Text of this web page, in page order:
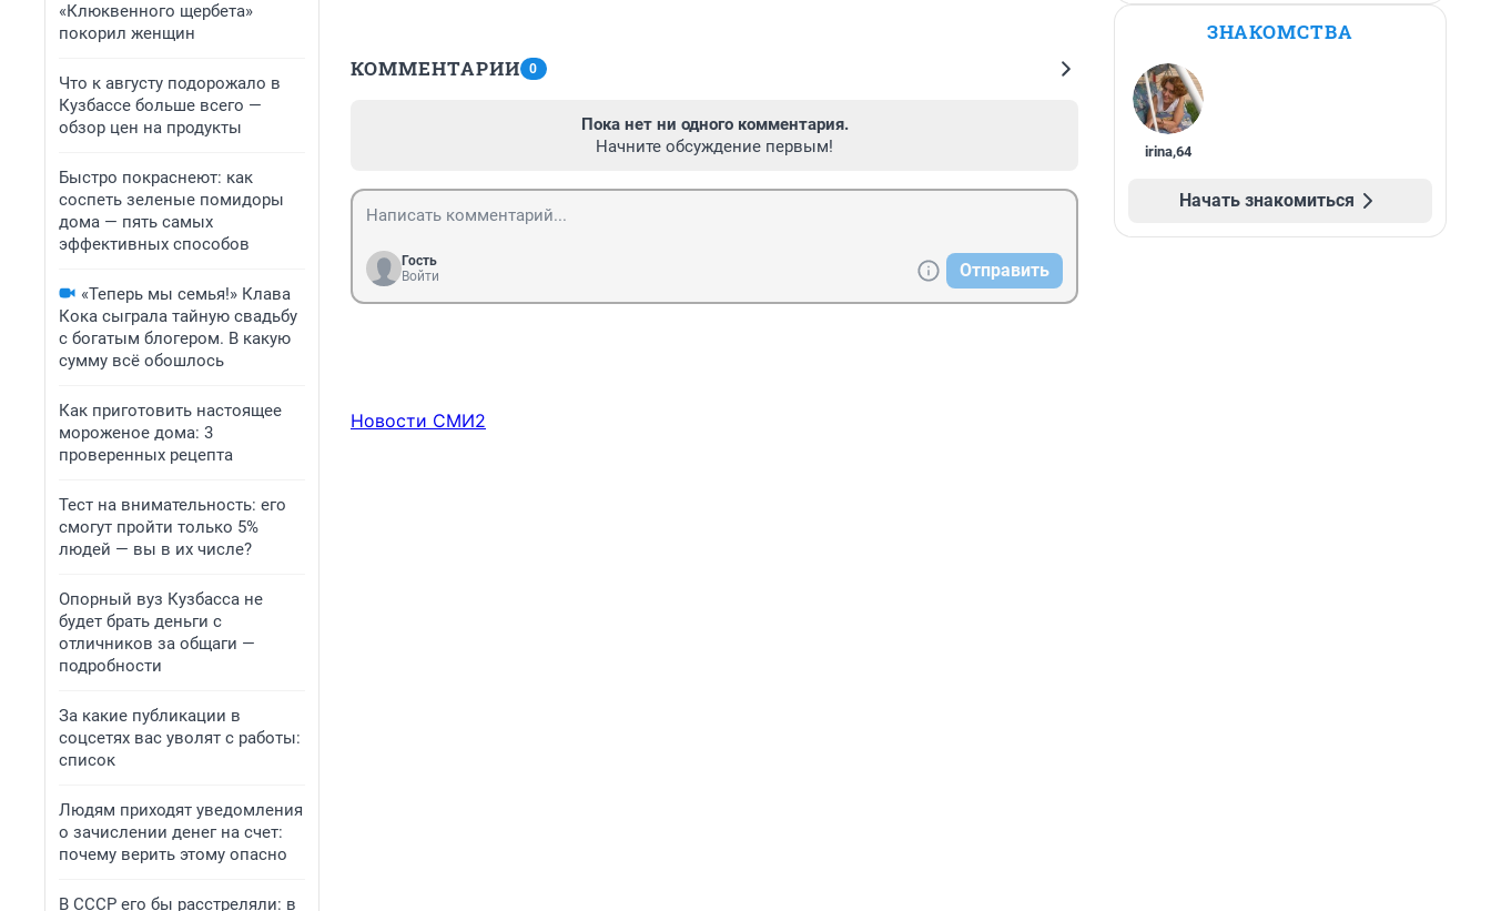
«Клюквенного щербета»
покорил женщин
Что к августу подорожало в
Кузбассе больше всего —
обзор цен на продукты
Быстро покраснеют: как
соспеть зеленые помидоры
дома — пять самых
эффективных способов
«Теперь мы семья!» Клава
Кока сыграла тайную свадьбу
с богатым блогером. В какую
сумму всё обошлось
Как приготовить настоящее
мороженое дома: 3
проверенных рецепта
Тест на внимательность: его
смогут пройти только 5%
людей — вы в их числе?
Опорный вуз Кузбасса не
будет брать деньги с
отличников за общаги —
подробности
За какие публикации в
соцсетях вас уволят с работы:
список
Людям приходят уведомления
о зачислении денег на счет:
почему верить этому опасно
В СССР его бы расстреляли: в
КОММЕНТАРИИ 0
Пока нет ни одного комментария.
Начните обсуждение первым!
Гость
Войти
Отправить
Новости СМИ2
ЗНАКОМСТВА
irina,64
Начать знакомиться